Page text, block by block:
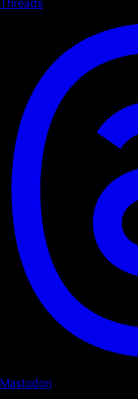
Mastodon